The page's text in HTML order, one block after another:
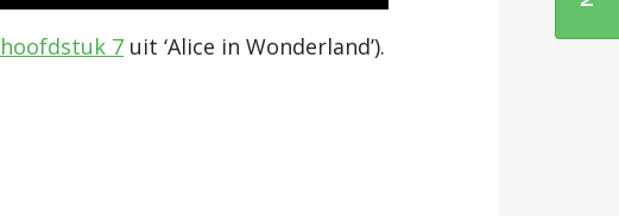
hoofdstuk 7 uit ‘Alice in Wonderland’).